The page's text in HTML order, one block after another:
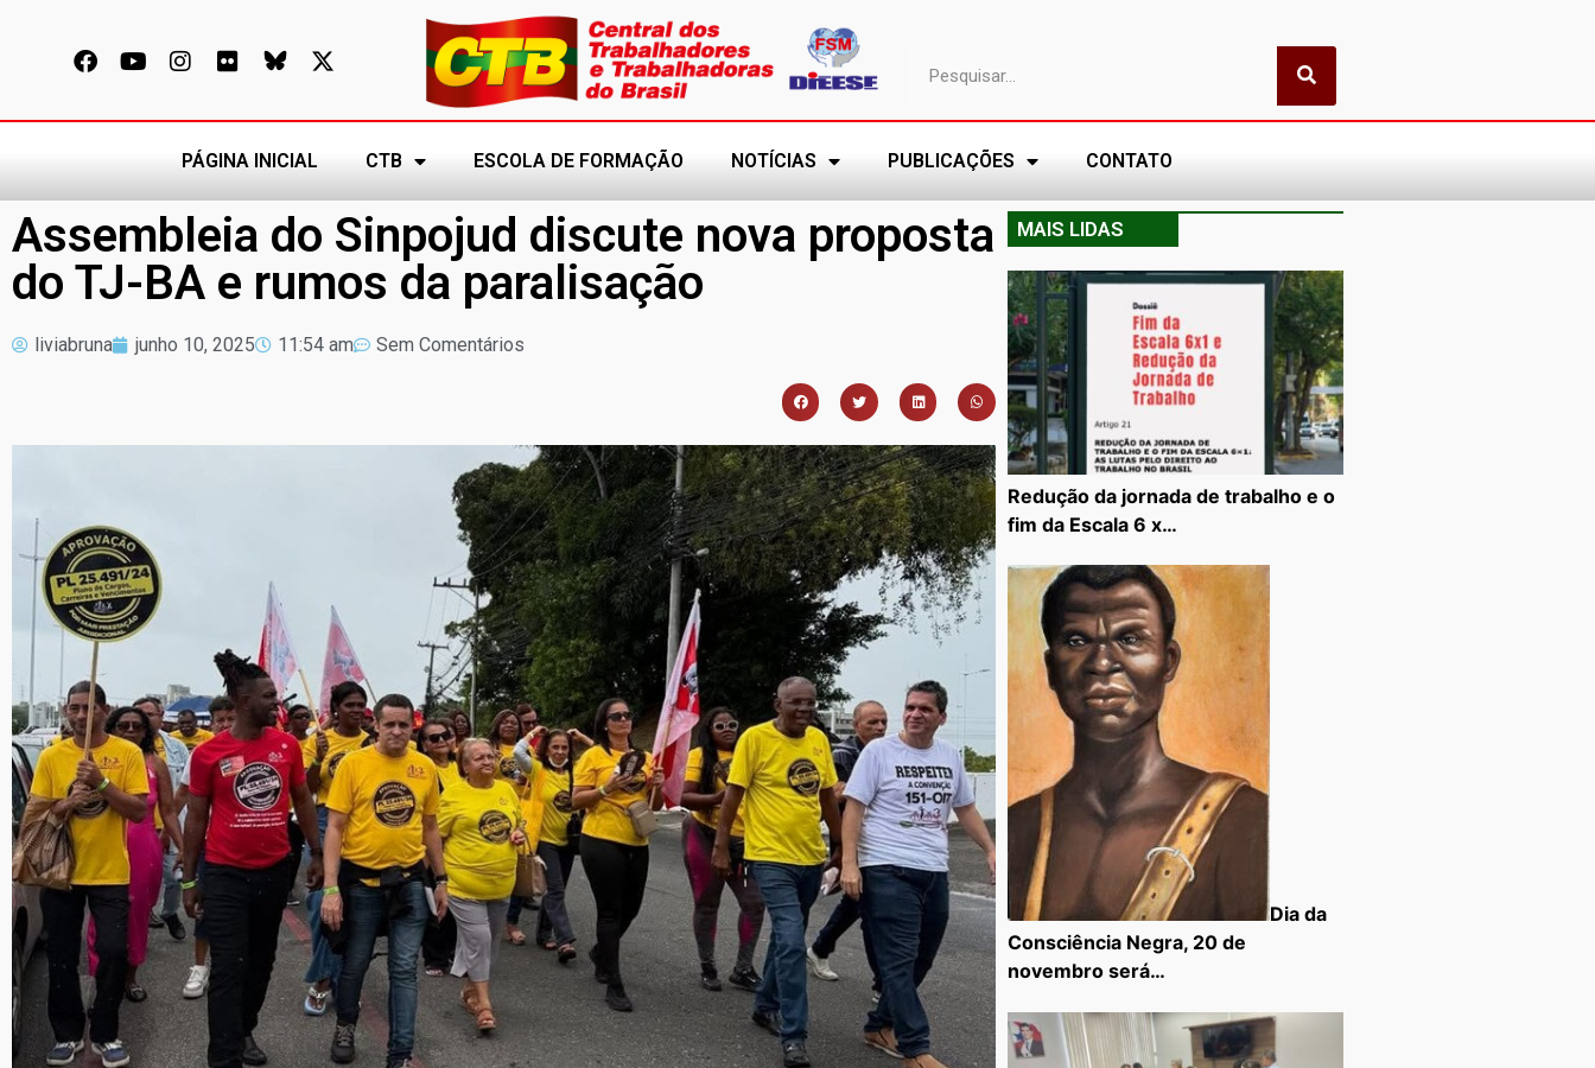
PÁGINA INICIAL CTB ESCOLA DE FORMAÇÃO NOTÍCIAS PUBLICAÇÕES CONTATO
Assembleia do Sinpojud discute nova proposta
do TJ-BA e rumos da paralisação
liviabruna junho 10, 2025 11:54 am Sem Comentários
MAIS LIDAS
Redução da jornada de trabalho e o
fim da Escala 6 x…
Dia da
Consciência Negra, 20 de
novembro será…